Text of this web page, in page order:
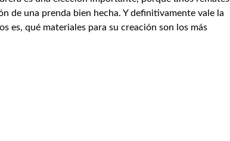
de una prenda bien hecha. Y definitivamente vale la
es, qué materiales para su creación son los más